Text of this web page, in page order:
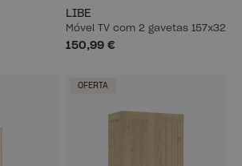
LIBE
Móvel TV com 2 gavetas 157x32
150,99 €
OFERTA